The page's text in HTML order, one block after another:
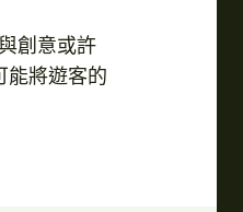
創意或許
能將遊客的